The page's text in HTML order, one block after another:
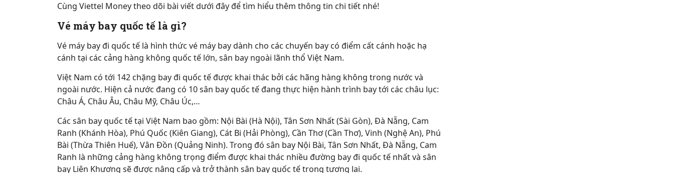
Cùng Viettel Money theo dõi bài viết dưới đây để tìm hiểu thêm thông tin chi tiết nhé!
Vé máy bay quốc tế là gì?
Vé máy bay đi quốc tế là hình thức vé máy bay dành cho các chuyến bay có điểm cất cánh hoặc hạ
cánh tại các cảng hàng không quốc tế lớn, sân bay ngoài lãnh thổ Việt Nam.
Việt Nam có tới 142 chặng bay đi quốc tế được khai thác bởi các hãng hàng không trong nước và
ngoài nước. Hiện cả nước đang có 10 sân bay quốc tế đang thực hiện hành trình bay tới các châu lục:
Châu Á, Châu Âu, Châu Mỹ, Châu Úc,…
Các sân bay quốc tế tại Việt Nam bao gồm: Nội Bài (Hà Nội), Tân Sơn Nhất (Sài Gòn), Đà Nẵng, Cam
Ranh (Khánh Hòa), Phú Quốc (Kiên Giang), Cát Bi (Hải Phòng), Cần Thơ (Cần Thơ), Vinh (Nghệ An), Phú
Bài (Thừa Thiên Huế), Vân Đồn (Quảng Ninh). Trong đó sân bay Nội Bài, Tân Sơn Nhất, Đà Nẵng, Cam
Ranh là những cảng hàng không trọng điểm được khai thác nhiều đường bay đi quốc tế nhất và sân
bay Liên Khương sẽ được nâng cấp và trở thành sân bay quốc tế trong tương lai.